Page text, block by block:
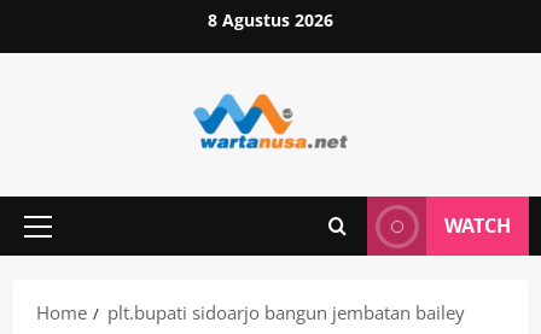
to
8 Agustus 2026
Primary
WATCH
Home plt.bupati sidoarjo bangun jembatan bailey